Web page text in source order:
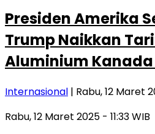
Presiden Amerika
Trump Naikkan
Aluminium Kanada
Internasional | Rabu, 12 Maret
Rabu, 12 Maret 2025 - 11:33 WIB